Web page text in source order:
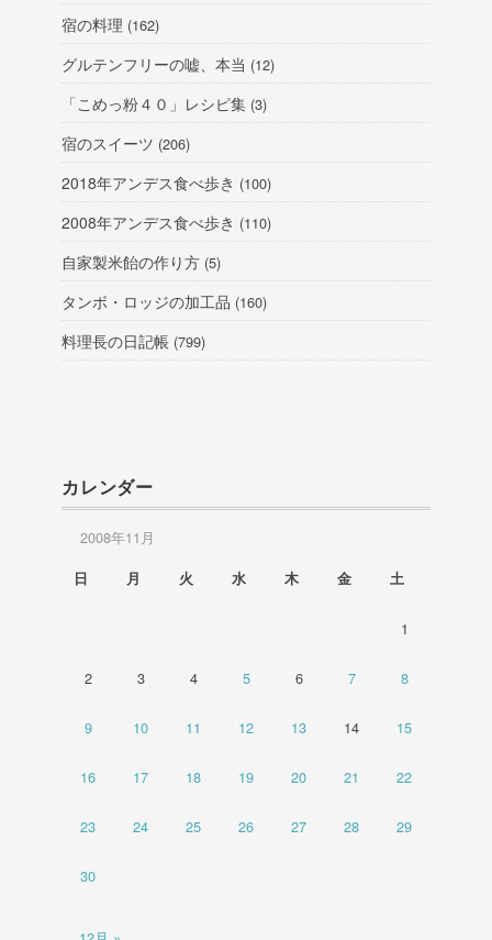
宿の料理 (162)
グルテンフリーの嘘、本当 (12)
「こめっ粉４０」レシピ集 (3)
宿のスイーツ (206)
2018年アンデス食べ歩き (100)
2008年アンデス食べ歩き (110)
自家製米飴の作り方 (5)
タンボ・ロッジの加工品 (160)
料理長の日記帳 (799)
カレンダー
2008年11月
日 月 火 水 木 金 土
1
2 3 4 5 6 7 8
9 10 11 12 13 14 15
16 17 18 19 20 21 22
23 24 25 26 27 28 29
30